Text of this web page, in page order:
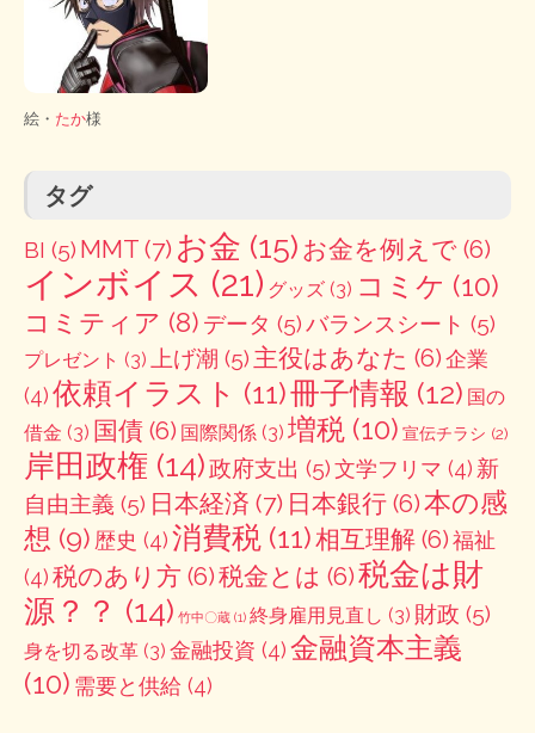
絵・ たか様
タグ
BI (5) MMT (7) お金 (15) お金を例えで (6)
インボイス (21) グッズ (3) コミケ (10)
コミティア (8) データ (5)バランスシート (5)
プレゼント (3) 上げ潮 (5) 主役はあなた (6)企業
(4)依頼イラスト (11)冊子情報 (12) 国の
借金 (3) 国債 (6) 国際関係 (3) 増税 (10) 宣伝チラシ (2)
岸田政権 (14)政府支出 (5)文学フリマ (4) 新
自由主義 (5) 日本経済 (7) 日本銀行 (6)本の感
想 (9) 歴史 (4)消費税 (11)相互理解 (6)福祉
(4)税のあり方 (6)税金とは (6)税金は財
源？？ (14) 竹中〇蔵 (1) 終身雇用見直し (3) 財政 (5)
身を切る改革 (3) 金融投資 (4)金融資本主義
(10) 需要と供給 (4)